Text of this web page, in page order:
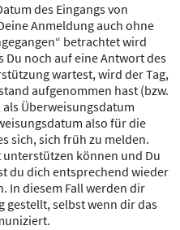
des Eingangs von
Anmeldung auch ohne
betrachtet wird
Du noch auf eine Antwort des
wartest, wird der Tag,
aufgenommen hast (bzw.
Überweisungsdatum
also für die
sich, sich früh zu melden.
können und Du
du dich entsprechend wieder
In diesem Fall werden dir
gestellt, selbst wenn dir das